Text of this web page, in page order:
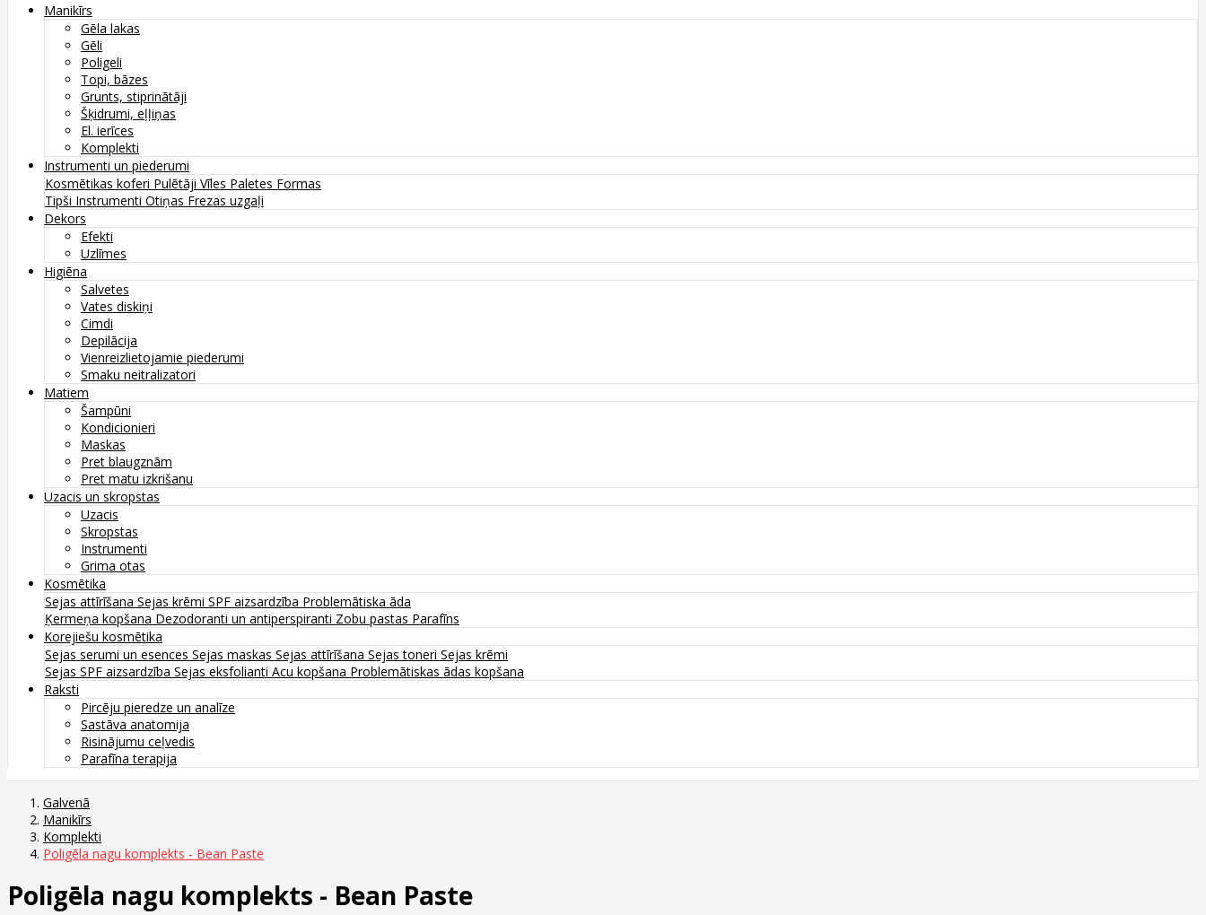
Manikīrs
Gēla lakas
Gēli
Poligeli
Topi, bāzes
Grunts, stiprinātāji
Šķidrumi, eļļiņas
El. ierīces
Komplekti
Instrumenti un piederumi
Kosmētikas koferi Pulētāji Vīles Paletes Formas
Tipši Instrumenti Otiņas Frezas uzgaļi
Dekors
Efekti
Uzlīmes
Higiēna
Salvetes
Vates diskiņi
Cimdi
Depilācija
Vienreizlietojamie piederumi
Smaku neitralizatori
Matiem
Šampūni
Kondicionieri
Maskas
Pret blaugznām
Pret matu izkrišanu
Uzacis un skropstas
Uzacis
Skropstas
Instrumenti
Grima otas
Kosmētika
Sejas attīrīšana Sejas krēmi SPF aizsardzība Problemātiska āda
Ķermeņa kopšana Dezodoranti un antiperspiranti Zobu pastas Parafīns
Korejiešu kosmētika
Sejas serumi un esences Sejas maskas Sejas attīrīšana Sejas toneri Sejas krēmi
Sejas SPF aizsardzība Sejas eksfolianti Acu kopšana Problemātiskas ādas kopšana
Raksti
Pircēju pieredze un analīze
Sastāva anatomija
Risinājumu ceļvedis
Parafīna terapija
Galvenā
Manikīrs
Komplekti
Poligēla nagu komplekts - Bean Paste
Poligēla nagu komplekts - Bean Paste